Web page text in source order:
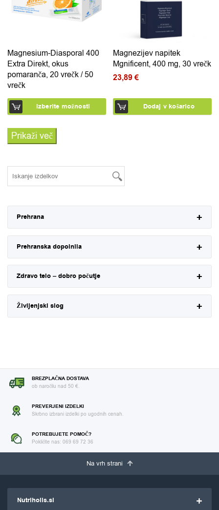
Magnesium-Diasporal 400
Extra Direkt, okus
pomaranča, 20 vrečk / 50
vrečk
Izberite možnosti
Magnezijev napitek
Mgnificent, 400 mg, 30 vrečk
23,89€
Dodaj v košarico
Prikaži več
Prehrana
Prehranska dopolnila
Zdravo telo – dobro počutje
Življenjski slog
BREZPLAČNA DOSTAVA
ob naročilu nad 50 €.
PREVERJENI IZDELKI
Skrbno izbrani izdelki po ugodnih cenah.
POTREBUJETE POMOČ?
Pokličite nas: 069 69 72 36
Na vrh strani
Nutriholis.si